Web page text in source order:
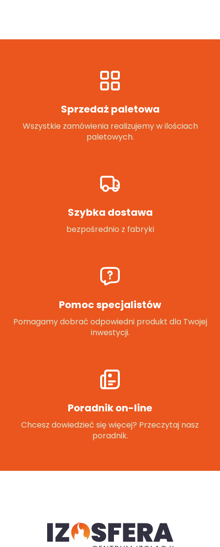
Sprzedaż paletowa
Wszystkie zamówienia realizujemy w ilościach
paletowych.
Szybka dostawa
bezpośrednio z fabryki
Pomoc specjalistów
Pomagamy dobrać odpowiedni produkt dla Twojej
inwestycji.
Poradnik on-line
Chcesz dowiedzieć się więcej? Przeczytaj nasz
poradnik.